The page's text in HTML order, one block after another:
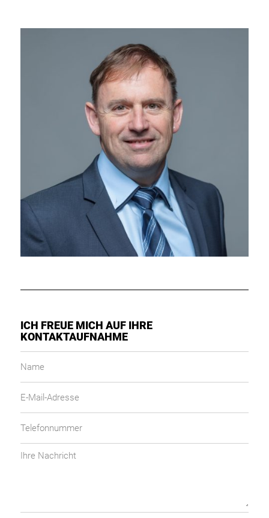
ICH FREUE MICH AUF IHRE
KONTAKTAUFNAHME
Name
E-
Telefonnummer
Ihre